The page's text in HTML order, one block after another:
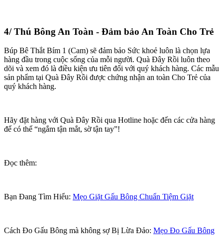
4/ Thú Bông An Toàn - Đảm bảo An Toàn Cho Trẻ
Búp Bê Thắt Bím 1 (Cam) sẽ đảm bảo Sức khoẻ luôn là chọn lựa
hàng đầu trong cuộc sống của mỗi người. Quà Đây Rồi luôn theo
dõi và xem đó là điều kiện ưu tiên đối với quý khách hàng. Các mẫu
sản phẩm tại Quà Đây Rồi được chứng nhận an toàn Cho Trẻ của
quý khách hàng.
Hãy đặt hàng với Quà Đây Rồi qua Hotline hoặc đến các cửa hàng
để có thể “ngắm tận mắt, sờ tận tay”!
Đọc thêm:
Bạn Đang Tìm Hiểu: Mẹo Giặt Gấu Bông Chuẩn Tiệm Giặt
Cách Đo Gấu Bông mà không sợ Bị Lừa Đảo: Mẹo Đo Gấu Bông